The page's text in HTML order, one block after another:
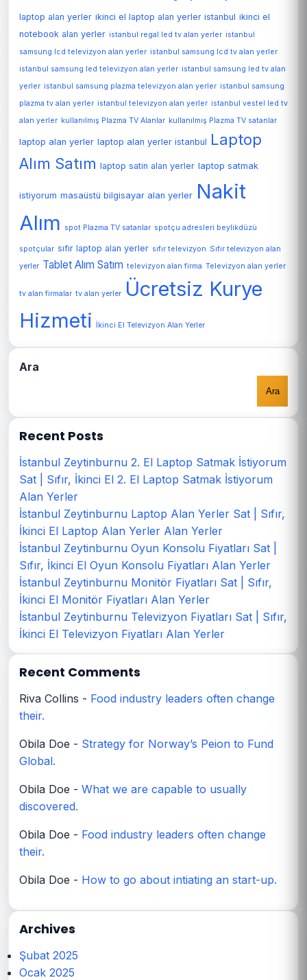
laptop alan yerler ikinci el laptop alan yerler istanbul ikinci el
notebook alan yerler istanbul regal led tv alan yerler istanbul
samsung lcd televizyon alan yerler istanbul samsung lcd tv alan yerler
istanbul samsung led televizyon alan yerler istanbul samsung led tv alan
yerler istanbul samsung plazma televizyon alan yerler istanbul samsung
plazma tv alan yerler istanbul televizyon alan yerler istanbul vestel led tv
alan yerler kullanılmış Plazma TV Alanlar kullanılmış Plazma TV satanlar
laptop alan yerler laptop alan yerler istanbul Laptop
Alım Satım laptop satin alan yerler laptop satmak
istiyorum masaüstü bilgisayar alan yerler Nakit
Alım
spot Plazma TV satanlar spotçu adresleri beylikdüzü
spotçular sıfır laptop alan yerler sıfır televizyon Sıfır televizyon alan
yerler Tablet Alım Satım televizyon alan firma Televizyon alan yerler
tv alan firmalar tv alan yerler
Ücretsiz Kurye
Hizmeti
İkinci El Televizyon Alan Yerler
Ara
Ara
Recent Posts
İstanbul Zeytinburnu 2. El Laptop Satmak İstiyorum
Sat | Sıfır, İkinci El 2. El Laptop Satmak İstiyorum
Alan Yerler
İstanbul Zeytinburnu Laptop Alan Yerler Sat | Sıfır,
İkinci El Laptop Alan Yerler Alan Yerler
İstanbul Zeytinburnu Oyun Konsolu Fiyatları Sat |
Sıfır, İkinci El Oyun Konsolu Fiyatları Alan Yerler
İstanbul Zeytinburnu Monitör Fiyatları Sat | Sıfır,
İkinci El Monitör Fiyatları Alan Yerler
İstanbul Zeytinburnu Televizyon Fiyatları Sat | Sıfır,
İkinci El Televizyon Fiyatları Alan Yerler
Recent Comments
Riva Collins - Food industry leaders often change
their.
Obila Doe - Strategy for Norway’s Peion to Fund
Global.
Obila Doe - What we are capable to usually
discovered.
Obila Doe - Food industry leaders often change
their.
Obila Doe - How to go about intiating an start-up.
Archives
Şubat 2025
Ocak 2025